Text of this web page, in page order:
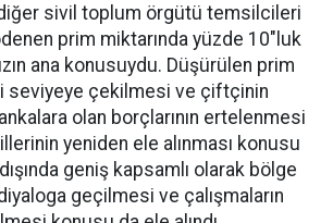
sivil toplum örgütü temsilcileri
prim miktarında yüzde 10"luk
ana konusuydu. Düşürülen prim
seviyeye çekilmesi ve çiftçinin
olan borçlarının ertelenmesi
yeniden ele alınması konusu
geniş kapsamlı olarak bölge
geçilmesi ve çalışmaların